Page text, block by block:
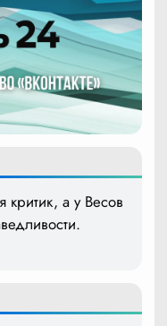
критик, а у Весов